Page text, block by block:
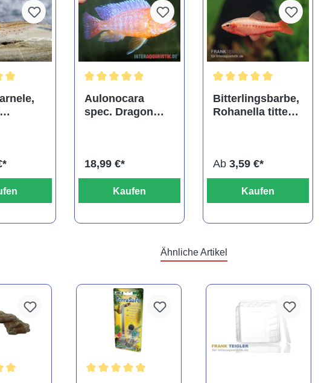
Aulonocara
spec. Dragon
18,99 €*
Kaufen
Bitterlingsbarbe,
Rohanella titteya,
Ab 3,59 €*
Kaufen
Ähnliche Artikel